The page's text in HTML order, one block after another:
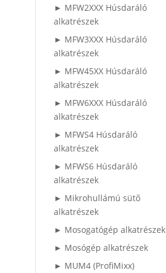
► MFW2XXX Húsdaráló
alkatrészek
► MFW3XXX Húsdaráló
alkatrészek
► MFW45XX Húsdaráló
alkatrészek
► MFW6XXX Húsdaráló
alkatrészek
► MFWS4 Húsdaráló
alkatrészek
► MFWS6 Húsdaráló
alkatrészek
► Mikrohullámú sütő
alkatrészek
► Mosogatógép alkatrészek
► Mosógép alkatrészek
► MUM4 (ProfiMixx)